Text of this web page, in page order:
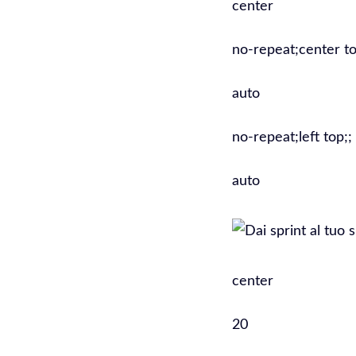
center
no-repeat;center
auto
no-repeat;left top;;
auto
center
20